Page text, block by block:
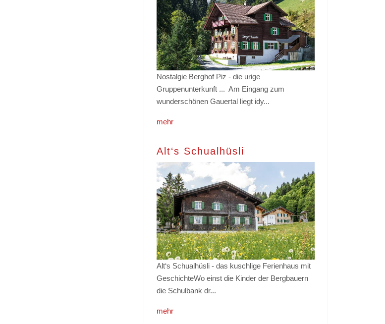
Nostalgie Berghof Piz - die urige
Gruppenunterkunft ... Am Eingang zum
wunderschönen Gauertal liegt idy...
mehr
Alt‘s Schualhüsli
Alt‘s Schualhüsli - das kuschlige Ferienhaus mit
GeschichteWo einst die Kinder der Bergbauern
die Schulbank dr...
mehr